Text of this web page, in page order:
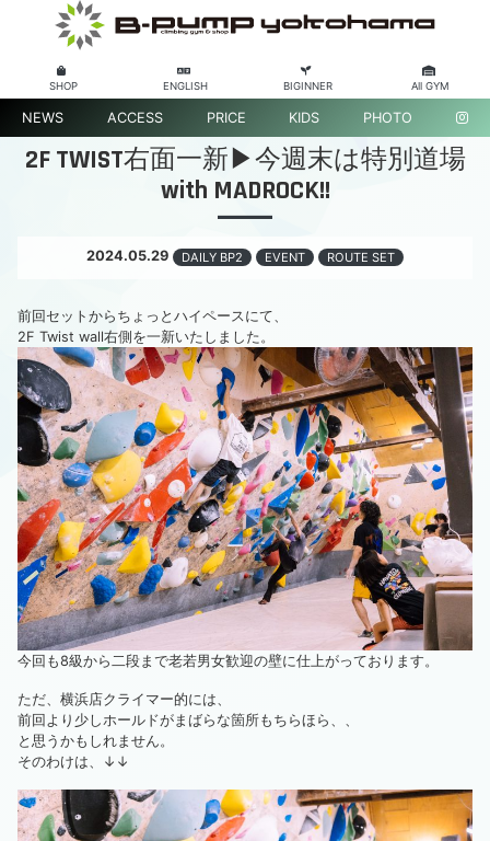
SHOP ENGLISH BIGINNER All GYM
NEWS ACCESS PRICE KIDS PHOTO
2F TWIST右面一新▶︎今週末は特別道場
with MADROCK!!
2024.05.29 DAILY BP2 EVENT ROUTE SET
前回セットからちょっとハイペースにて、
2F Twist wall右側を一新いたしました。
今回も8級から二段まで老若男女歓迎の壁に仕上がっております。
ただ、横浜店クライマー的には、
前回より少しホールドがまばらな箇所もちらほら、、
と思うかもしれません。
そのわけは、↓↓